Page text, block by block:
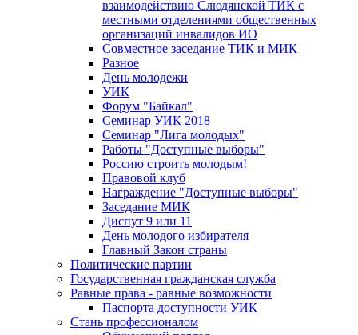
взаимодействию Слюдянской ТИК с
местными отделениями общественных
организаций инвалидов ИО
Совместное заседание ТИК и МИК
Разное
День молодежи
УИК
Форум "Байкал"
Семинар УИК 2018
Семинар "Лига молодых"
Работы "Доступные выборы"
Россию строить молодым!
Правовой клуб
Награждение "Доступные выборы"
Заседание МИК
Диспут 9 или 11
День молодого избирателя
Главный Закон страны
Политические партии
Государственная гражданская служба
Равные права - равные возможности
Паспорта доступности УИК
Стань профессионалом